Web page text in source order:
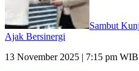
Sambut
Ajak Bersinergi
13 November 2025 | 7:15 pm WIB